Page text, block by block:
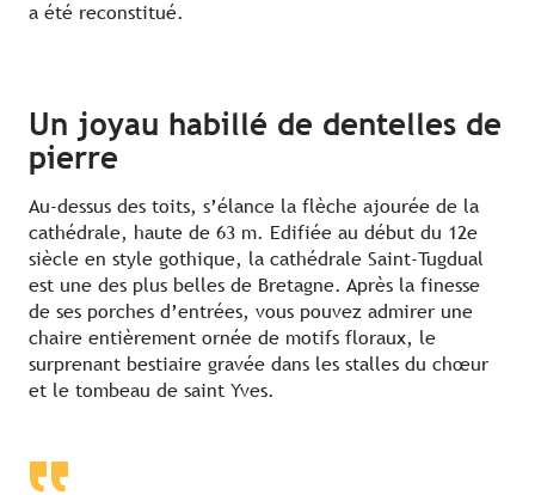
a été reconstitué.
Un joyau habillé de dentelles de
pierre
Au-dessus des toits, s’élance la flèche ajourée de la
cathédrale, haute de 63 m. Edifiée au début du 12e
siècle en style gothique, la cathédrale Saint-Tugdual
est une des plus belles de Bretagne. Après la finesse
de ses porches d’entrées, vous pouvez admirer une
chaire entièrement ornée de motifs floraux, le
surprenant bestiaire gravée dans les stalles du chœur
et le tombeau de saint Yves.